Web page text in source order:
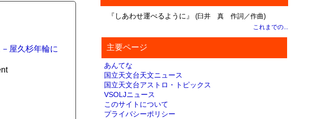
屋久杉年輪に
『しあわせ運べるように』 (臼井 真 作詞／作曲)
これまでの...
主要ページ
あんてな
国立天文台天文ニュース
国立天文台アストロ・トピックス
VSOLJニュース
このサイトについて
プライバシーポリシー